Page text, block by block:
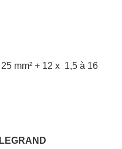
mm² + 12 x 1,5 à 16